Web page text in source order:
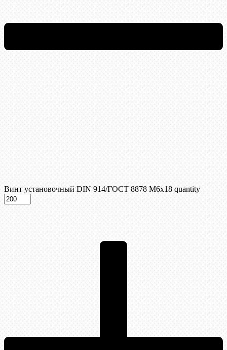
Винт установочный DIN 914/ГОСТ 8878 M6x18 quantity